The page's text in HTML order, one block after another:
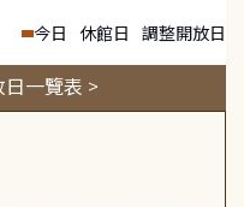
今日 休館日 調整開放日
一覽表 >